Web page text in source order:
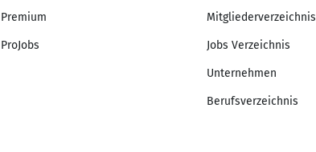
Premium
ProJobs
Mitgliederverzeichnis
Jobs Verzeichnis
Unternehmen
Berufsverzeichnis